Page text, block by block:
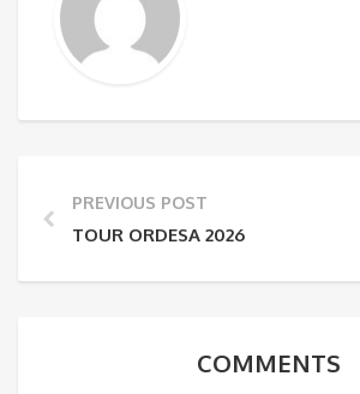
PREVIOUS POST
TOUR ORDESA 2026
COMMENTS